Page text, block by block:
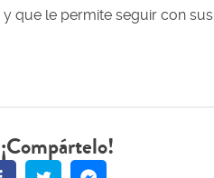
que le permite seguir con sus